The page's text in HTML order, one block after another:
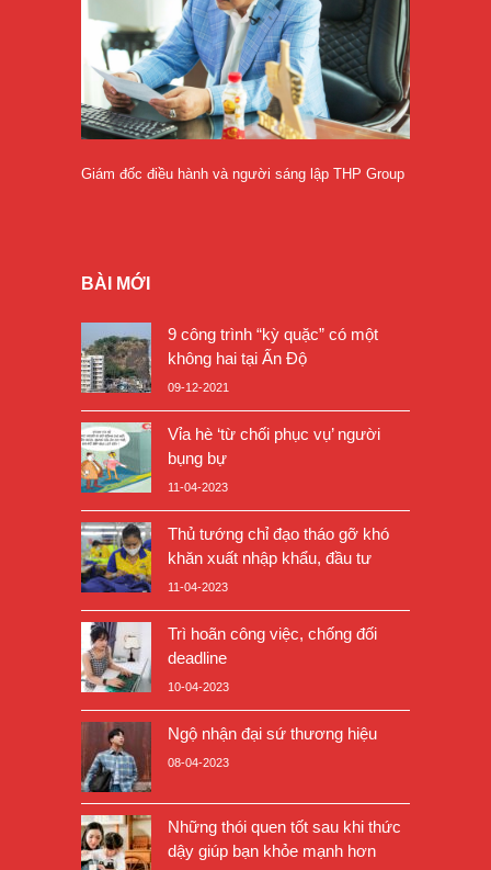
Giám đốc điều hành và người sáng lập THP Group
BÀI MỚI
9 công trình “kỳ quặc” có một
không hai tại Ấn Độ
09-12-2021
Vỉa hè ‘từ chối phục vụ’ người
bụng bự
11-04-2023
Thủ tướng chỉ đạo tháo gỡ khó
khăn xuất nhập khẩu, đầu tư
11-04-2023
Trì hoãn công việc, chống đối
deadline
10-04-2023
Ngộ nhận đại sứ thương hiệu
08-04-2023
Những thói quen tốt sau khi thức
dậy giúp bạn khỏe mạnh hơn